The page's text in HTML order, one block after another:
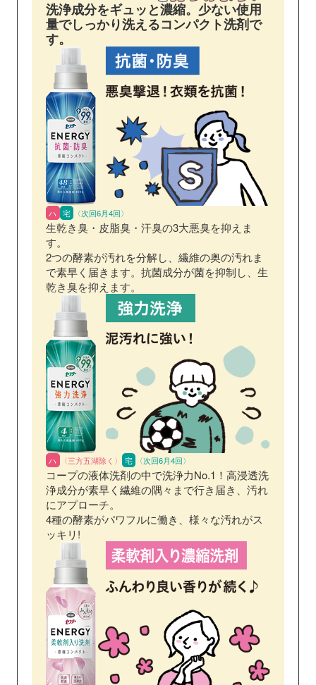
洗浄成分をギュッと濃縮。少ない使用
量でしっかり洗えるコンパクト洗剤で
す。
ハ 宅 〈次回6月4回〉
生乾き臭・皮脂臭・汗臭の3大悪臭を抑えま
す。
2つの酵素が汚れを分解し、繊維の奥の汚れま
で素早く届きます。抗菌成分が菌を抑制し、生
乾き臭を抑えます。
ハ 〈三方五湖除く〉 宅 〈次回6月4回〉
コープの液体洗剤の中で洗浄力No.1！高浸透洗
浄成分が素早く繊維の隅々まで行き届き、汚れ
にアプローチ。
4種の酵素がパワフルに働き、様々な汚れがス
ッキリ!